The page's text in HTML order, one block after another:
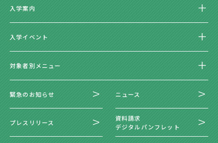
入学案内
入学イベント
対象者別メニュー
緊急のお知らせ ニュース
プレスリリース
資料請求
デジタルパンフレット